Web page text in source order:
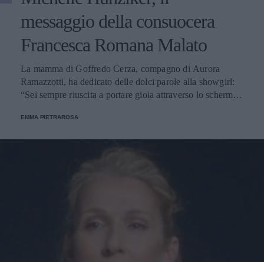
messaggio della consuocera
Francesca Romana Malato
La mamma di Goffredo Cerza, compagno di Aurora
Ramazzotti, ha dedicato delle dolci parole alla showgirl:
“Sei sempre riuscita a portare gioia attraverso lo schermo e
EMMA PIETRAROSA